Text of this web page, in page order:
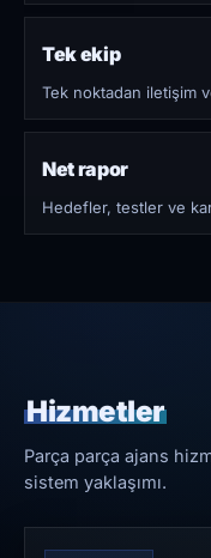
Tek ekip
Tek noktadan iletişim
Net rapor
Hedefler, testler ve
Hizmetler
Parça parça ajans
sistem yaklaşımı.